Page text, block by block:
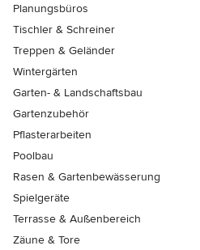
Planungsbüros
Tischler & Schreiner
Treppen & Geländer
Wintergärten
Garten- & Landschaftsbau
Gartenzubehör
Pflasterarbeiten
Poolbau
Rasen & Gartenbewässerung
Spielgeräte
Terrasse & Außenbereich
Zäune & Tore